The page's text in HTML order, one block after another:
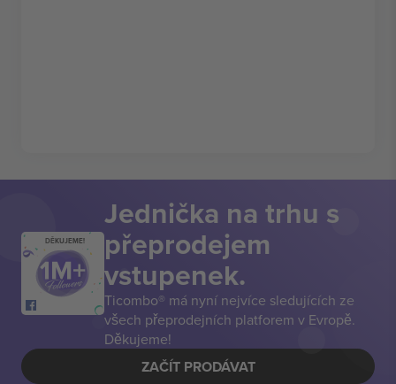
DĚKUJEME!
Jednička na trhu s
přeprodejem
vstupenek.
Ticombo® má nyní nejvíce sledujících ze
všech přeprodejních platforem v Evropě.
Děkujeme!
ZAČÍT PRODÁVAT